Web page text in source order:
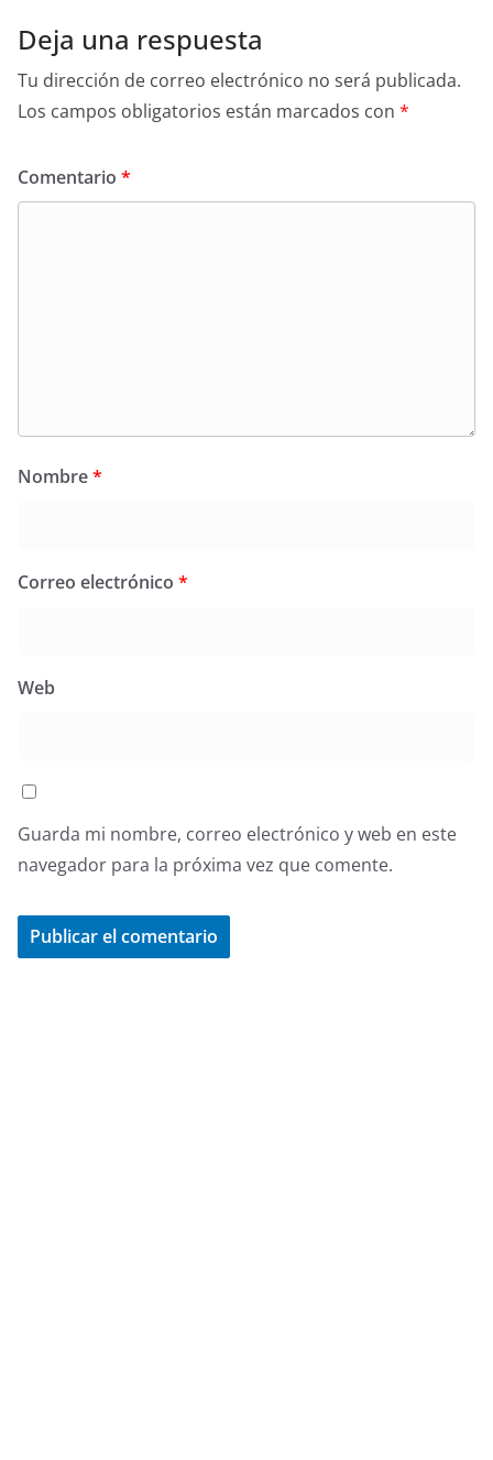
Deja una respuesta
Tu dirección de correo electrónico no será publicada.
Los campos obligatorios están marcados con *
Comentario *
Nombre*
Correo electrónico *
Web
Guarda mi nombre, correo electrónico y web en este
navegador para la próxima vez que comente.